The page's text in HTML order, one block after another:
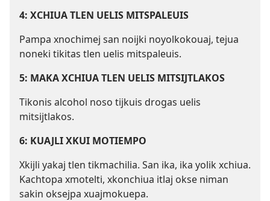
4: XCHIUA TLEN UELIS MITSPALEUIS
Pampa xnochimej san noijki noyolkokouaj, tejua
noneki tikitas tlen uelis mitspaleuis.
5: MAKA XCHIUA TLEN UELIS MITSIJTLAKOS
Tikonis alcohol noso tijkuis drogas uelis
mitsijtlakos.
6: KUAJLI XKUI MOTIEMPO
Xkijli yakaj tlen tikmachilia. San ika, ika yolik xchiua.
Kachtopa xmotelti, xkonchiua itlaj okse niman
sakin oksejpa xuajmokuepa.